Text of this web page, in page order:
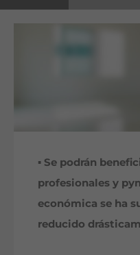
▪ Se podrán
profesionales y
económica se ha
reducido